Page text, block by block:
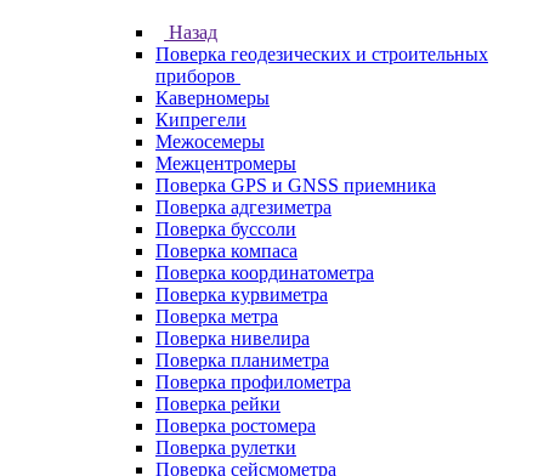
Назад
Поверка геодезических и строительных
приборов
Каверномеры
Кипрегели
Межосемеры
Межцентромеры
Поверка GPS и GNSS приемника
Поверка адгезиметра
Поверка буссоли
Поверка компаса
Поверка координатометра
Поверка курвиметра
Поверка метра
Поверка нивелира
Поверка планиметра
Поверка профилометра
Поверка рейки
Поверка ростомера
Поверка рулетки
Поверка сейсмометра